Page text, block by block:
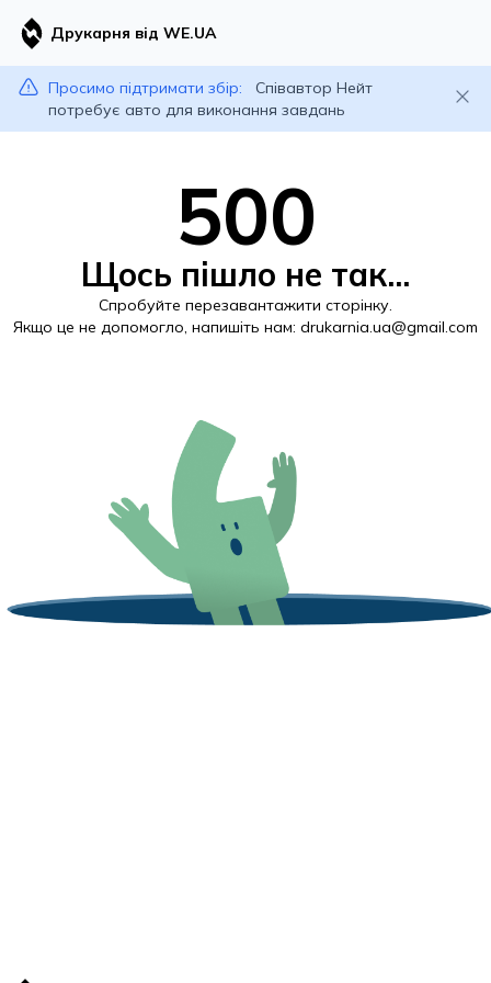
Друкарня від WE.UA
Просимо підтримати збір:
Співавтор Нейт
потребує авто для виконання завдань
500
Щось пішло не так...
Спробуйте перезавантажити сторінку.
Якщо це не допомогло, напишіть нам: drukarnia.ua@gmail.com